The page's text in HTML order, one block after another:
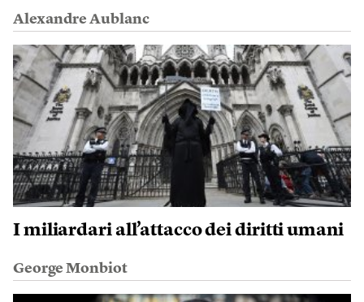
Alexandre Aublanc
I miliardari all’attacco dei diritti umani
George Monbiot